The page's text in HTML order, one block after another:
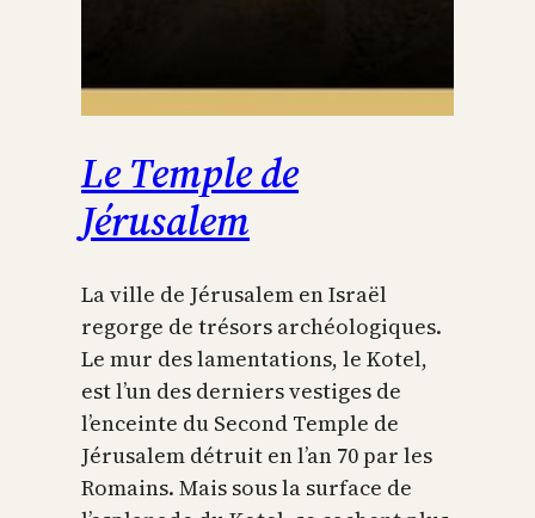
Le Temple de
Jérusalem
La ville de Jérusalem en Israël
regorge de trésors archéologiques.
Le mur des lamentations, le Kotel,
est l’un des derniers vestiges de
l’enceinte du Second Temple de
Jérusalem détruit en l’an 70 par les
Romains. Mais sous la surface de